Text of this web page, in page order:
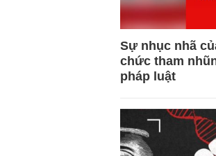
Sự nhục nhã
chức tham
pháp luật